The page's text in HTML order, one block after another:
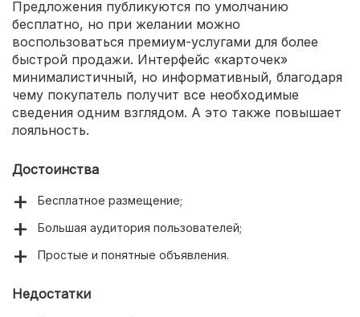
Предложения публикуются по умолчанию
бесплатно, но при желании можно
воспользоваться премиум-услугами для более
быстрой продажи. Интерфейс «карточек»
минималистичный, но информативный, благодаря
чему покупатель получит все необходимые
сведения одним взглядом. А это также повышает
лояльность.
Достоинства
Бесплатное размещение;
Большая аудитория пользователей;
Простые и понятные объявления.
Недостатки